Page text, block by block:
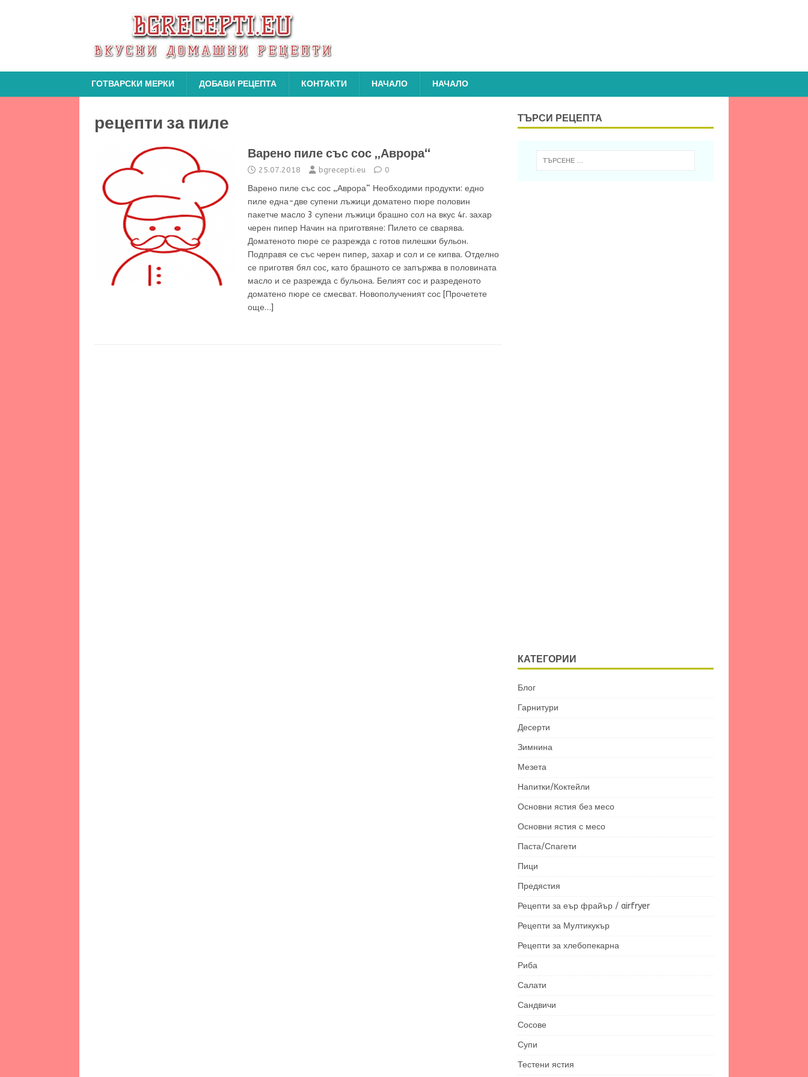
ГОТВАРСКИ МЕРКИ ДОБАВИ РЕЦЕПТА КОНТАКТИ НАЧАЛО НАЧАЛО
рецепти за пиле
Варено пиле със сос „Аврора“
25.07.2018 bgrecepti.eu 0
Варено пиле със сос „Аврора“ Необходими продукти: едно
пиле една-две супени лъжици доматено пюре половин
пакетче масло 3 супени лъжици брашно сол на вкус 4г. захар
черен пипер Начин на приготвяне: Пилето се сварява.
Доматеното пюре се разрежда с готов пилешки бульон.
Подправя се със черен пипер, захар и сол и се кипва. Отделно
се приготвя бял сос, като брашното се запържва в половината
масло и се разрежда с бульона. Белият сос и разреденото
доматено пюре се смесват. Новополученият сос [Прочетете
още…]
ТЪРСИ РЕЦЕПТА
КАТЕГОРИИ
Блог
Гарнитури
Десерти
Зимнина
Мезета
Напитки/Коктейли
Основни ястия без месо
Основни ястия с месо
Паста/Спагети
Пици
Предястия
Рецепти за еър фрайър / airfryer
Рецепти за Мултикукър
Рецепти за хлебопекарна
Риба
Салати
Сандвичи
Сосове
Супи
Тестени ястия